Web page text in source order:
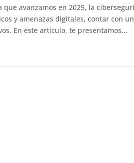
que avanzamos en 2025, la
y amenazas digitales, contar con
En este artículo, te presentamos...